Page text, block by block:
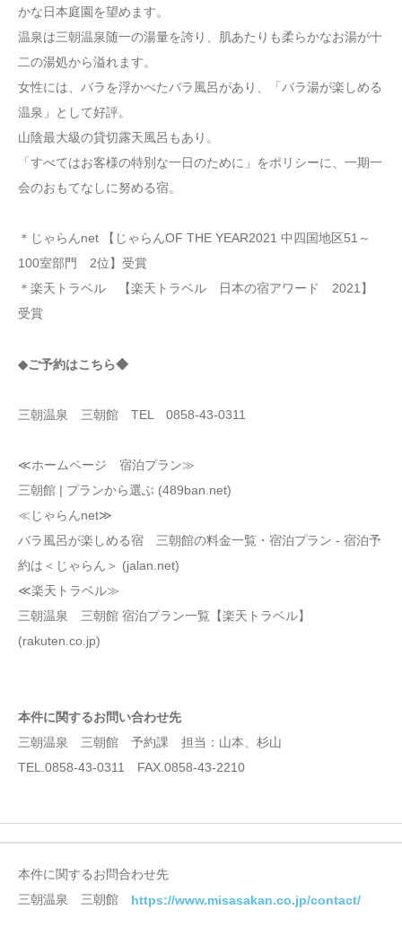
かな日本庭園を望めます。
温泉は三朝温泉随一の湯量を誇り、肌あたりも柔らかなお湯が十
二の湯処から溢れます。
女性には、バラを浮かべたバラ風呂があり、「バラ湯が楽しめる
温泉」として好評。
山陰最大級の貸切露天風呂もあり。
「すべてはお客様の特別な一日のために」をポリシーに、一期一
会のおもてなしに努める宿。
＊じゃらんnet 【じゃらんOF THE YEAR2021 中四国地区51～
100室部門 2位】受賞
＊楽天トラベル 【楽天トラベル 日本の宿アワード 2021】
受賞
◆ご予約はこちら◆
三朝温泉 三朝館 TEL 0858-43-0311
≪ホームページ 宿泊プラン≫
三朝館 | プランから選ぶ (489ban.net)
≪じゃらんnet≫
バラ風呂が楽しめる宿 三朝館の料金一覧・宿泊プラン - 宿泊予
約は＜じゃらん＞ (jalan.net)
≪楽天トラベル≫
三朝温泉 三朝館 宿泊プラン一覧【楽天トラベル】
(rakuten.co.jp)
本件に関するお問い合わせ先
三朝温泉 三朝館 予約課 担当：山本、杉山
TEL.0858-43-0311 FAX.0858-43-2210
本件に関するお問合わせ先
三朝温泉 三朝館 https://www.misasakan.co.jp/contact/